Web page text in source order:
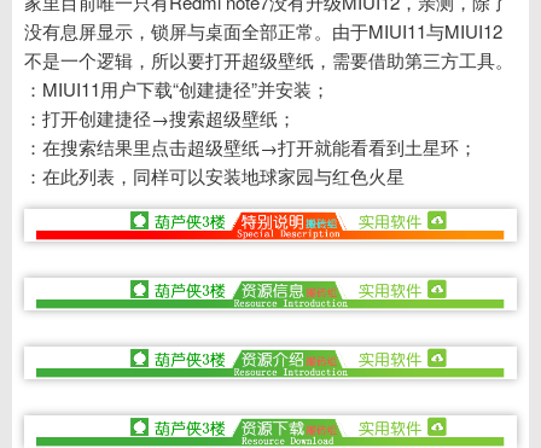
没有息屏显示，锁屏与桌面全部正常。由于MIUI11与MIUI12
不是一个逻辑，所以要打开超级壁纸，需要借助第三方工具。
：MIUI11用户下载“创建捷径”并安装；
：打开创建捷径→搜索超级壁纸；
：在搜索结果里点击超级壁纸→打开就能看看到土星环；
：在此列表，同样可以安装地球家园与红色火星